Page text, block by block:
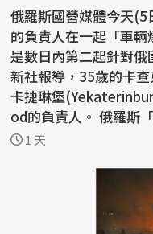
俄羅斯國營媒體今天
的負責人在一起「車
是數日內第二起針對俄
新社報導，35歲的卡
卡捷琳堡
od的負責人。 俄羅斯「工商日報」(Kommersant)報
導，...
1 天